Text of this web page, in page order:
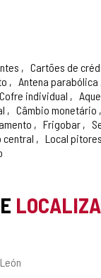
Cartões de
Antena parabólica
Cofre individual
Câmbio monetário
Frigobar
central Local
León